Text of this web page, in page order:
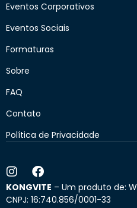
Eventos Corporativos
Eventos Sociais
Formaturas
Sobre
FAQ
Contato
Política de Privacidade
KONGVITE – Um produto de:
CNPJ: 16:740.856/0001-33